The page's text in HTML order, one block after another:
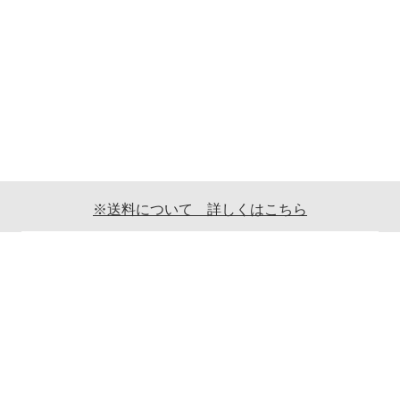
※送料について 詳しくはこちら